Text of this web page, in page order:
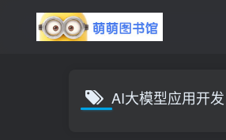
AI大模型应用开发